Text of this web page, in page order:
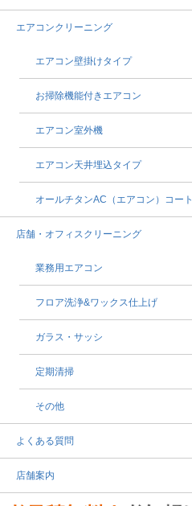
エアコンクリーニング
エアコン壁掛けタイプ
お掃除機能付きエアコン
エアコン室外機
エアコン天井埋込タイプ
オールチタンAC（エアコン）コート
店舗・オフィスクリーニング
業務用エアコン
フロア洗浄&ワックス仕上げ
ガラス・サッシ
定期清掃
その他
よくある質問
店舗案内